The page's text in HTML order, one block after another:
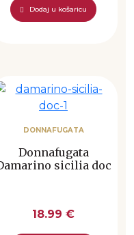
Dodaj u košaricu
DONNAFUGATA
Donnafugata
sicilia doc
18.99 €